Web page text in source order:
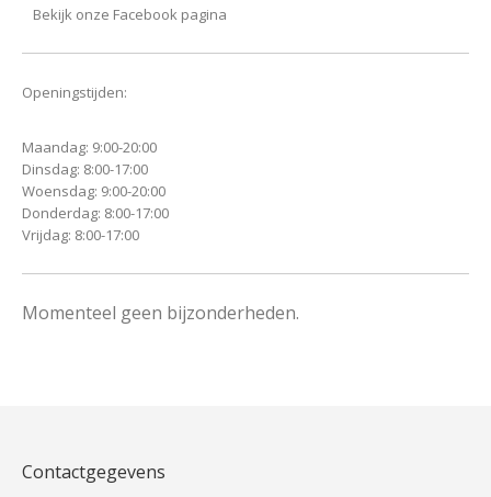
Bekijk onze Facebook pagina
Openingstijden:
Maandag: 9:00-20:00
Dinsdag: 8:00-17:00
Woensdag: 9:00-20:00
Donderdag: 8:00-17:00
Vrijdag: 8:00-17:00
Momenteel geen bijzonderheden.
Contactgegevens